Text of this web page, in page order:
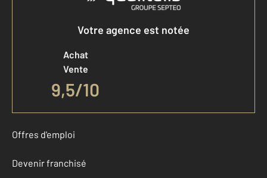
Votre agence est notée
Achat
Vente
9,5/10
Offres d'emploi
Devenir franchisé